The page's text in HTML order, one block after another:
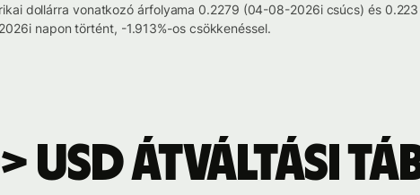
dollárra vonatkozó árfolyama 0.2279 (04-08-2026i csúcs) és
napon történt, -1.913%-os csökkenéssel.
-> USD átváltási